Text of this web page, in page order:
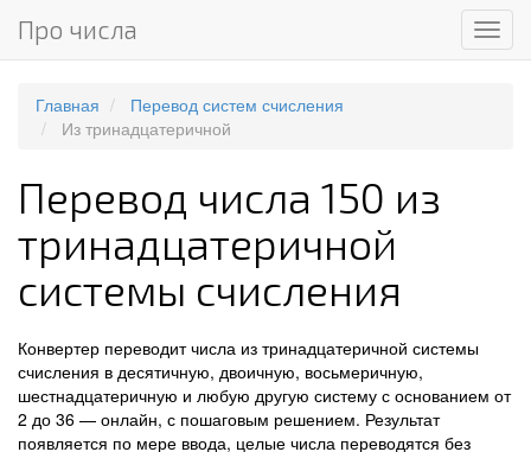
Меню
Про числа
Главная
Перевод систем счисления
Из тринадцатеричной
Перевод числа 150 из
тринадцатеричной
системы счисления
Конвертер переводит числа из тринадцатеричной системы
счисления в десятичную, двоичную, восьмеричную,
шестнадцатеричную и любую другую систему с основанием от
2 до 36 — онлайн, с пошаговым решением. Результат
появляется по мере ввода, целые числа переводятся без